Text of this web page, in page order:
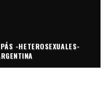
-HETEROSEXUALES-